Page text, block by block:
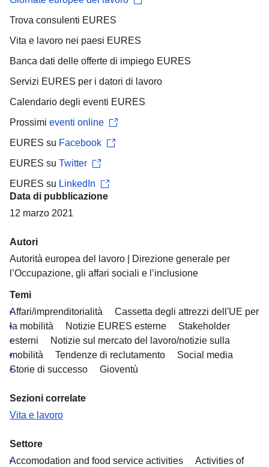
Trova consulenti EURES
Vita e lavoro nei paesi EURES
Banca dati delle offerte di impiego EURES
Servizi EURES per i datori di lavoro
Calendario degli eventi EURES
Prossimi eventi online
EURES su Facebook
EURES su Twitter
EURES su LinkedIn
Data di pubblicazione
12 marzo 2021
Autori
Autorità europea del lavoro
Direzione generale per
l’Occupazione, gli affari sociali e l’inclusione
Temi
Affari/imprenditorialità
Cassetta degli attrezzi dell'UE per
la mobilità
Notizie EURES esterne
Stakeholder
esterni
Notizie sul mercato del lavoro/notizie sulla
mobilità
Tendenze di reclutamento
Social media
Storie di successo
Gioventù
Sezioni correlate
Vita e lavoro
Settore
Accomodation and food service activities
Activities of